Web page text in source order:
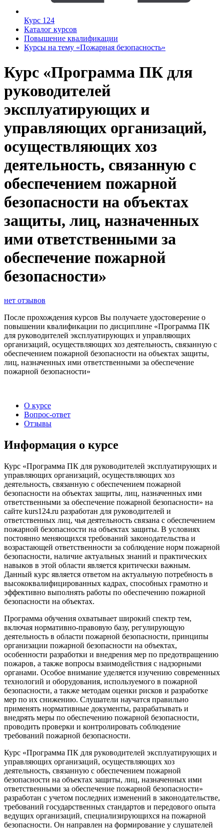
Курс 124
Каталог курсов
Повышение квалификации
Курсы на тему «Пожарная безопасность»
Курс «Программа ПК для
руководителей
эксплуатирующих и
управляющих организаций,
осуществляющих хоз
деятельность, связанную с
обеспечением пожарной
безопасности на объектах
защиты, лиц, назначенных
ими ответственными за
обеспечение пожарной
безопасности»
нет отзывов
После прохождения курсов Вы получаете удостоверение о
повышении квалификации по дисциплине «Программа ПК
для руководителей эксплуатирующих и управляющих
организаций, осуществляющих хоз деятельность, связанную с
обеспечением пожарной безопасности на объектах защиты,
лиц, назначенных ими ответственными за обеспечение
пожарной безопасности»
О курсе
Вопрос-ответ
Отзывы
Информация о курсе
Курс «Программа ПК для руководителей эксплуатирующих и
управляющих организаций, осуществляющих хоз
деятельность, связанную с обеспечением пожарной
безопасности на объектах защиты, лиц, назначенных ими
ответственными за обеспечение пожарной безопасности» на
сайте kurs124.ru разработан для руководителей и
ответственных лиц, чья деятельность связана с обеспечением
пожарной безопасности на объектах защиты. В условиях
постоянно меняющихся требований законодательства и
возрастающей ответственности за соблюдение норм пожарной
безопасности, наличие актуальных знаний и практических
навыков в этой области является критически важным.
Данный курс является ответом на актуальную потребность в
высококвалифицированных кадрах, способных грамотно и
эффективно выполнять работы по обеспечению пожарной
безопасности на объектах.
Программа обучения охватывает широкий спектр тем,
включая нормативно-правовую базу, регулирующую
деятельность в области пожарной безопасности, принципы
организации пожарной безопасности на объектах,
особенности разработки и внедрения мер по предотвращению
пожаров, а также вопросы взаимодействия с надзорными
органами. Особое внимание уделяется изучению современных
технологий и оборудования, используемого в пожарной
безопасности, а также методам оценки рисков и разработке
мер по их снижению. Слушатели научатся правильно
применять нормативные документы, разрабатывать и
внедрять меры по обеспечению пожарной безопасности,
проводить проверки и контролировать соблюдение
требований пожарной безопасности.
Курс «Программа ПК для руководителей эксплуатирующих и
управляющих организаций, осуществляющих хоз
деятельность, связанную с обеспечением пожарной
безопасности на объектах защиты, лиц, назначенных ими
ответственными за обеспечение пожарной безопасности»
разработан с учетом последних изменений в законодательстве,
требований государственных стандартов и передового опыта
ведущих организаций, специализирующихся на пожарной
безопасности. Он направлен на формирование у слушателей